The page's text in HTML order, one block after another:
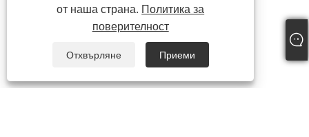
от наша страна. Политика за
поверителност
Отхвърляне Приеми